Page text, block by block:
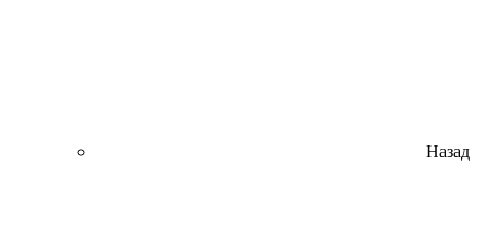
Назад